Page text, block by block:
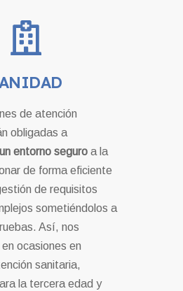
de atención
obligadas a
entorno seguro a la
de forma eficiente
de requisitos
sometiéndolos a
Así, nos
ocasiones en
sanitaria,
la tercera edad y